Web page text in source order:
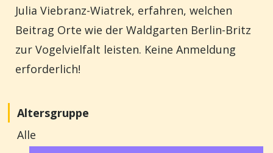
Julia Viebranz-Wiatrek, erfahren, welchen
Beitrag Orte wie der Waldgarten Berlin-Britz
zur Vogelvielfalt leisten. Keine Anmeldung
erforderlich!
Altersgruppe
Alle